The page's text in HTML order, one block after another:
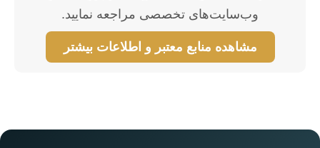
وب‌سایت‌های تخصصی مراجعه نمایید.
مشاهده منابع معتبر و اطلاعات بیشتر